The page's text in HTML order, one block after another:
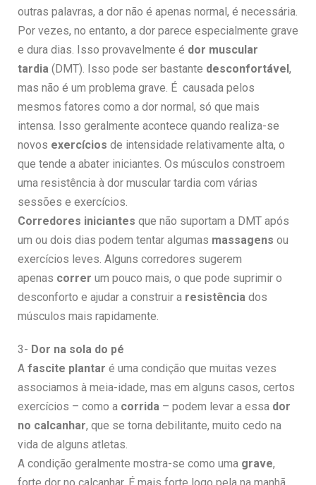
outras palavras, a dor não é apenas normal, é necessária.
Por vezes, no entanto, a dor parece especialmente grave
e dura dias. Isso provavelmente é dor muscular
tardia (DMT). Isso pode ser bastante desconfortável,
mas não é um problema grave. É causada pelos
mesmos fatores como a dor normal, só que mais
intensa. Isso geralmente acontece quando realiza-se
novos exercícios de intensidade relativamente alta, o
que tende a abater iniciantes. Os músculos constroem
uma resistência à dor muscular tardia com várias
sessões e exercícios.
Corredores iniciantes que não suportam a DMT após
um ou dois dias podem tentar algumas massagens ou
exercícios leves. Alguns corredores sugerem
apenas correr um pouco mais, o que pode suprimir o
desconforto e ajudar a construir a resistência dos
músculos mais rapidamente.
3- Dor na sola do pé
A fascite plantar é uma condição que muitas vezes
associamos à meia-idade, mas em alguns casos, certos
exercícios – como a corrida – podem levar a essa dor
no calcanhar, que se torna debilitante, muito cedo na
vida de alguns atletas.
A condição geralmente mostra-se como uma grave,